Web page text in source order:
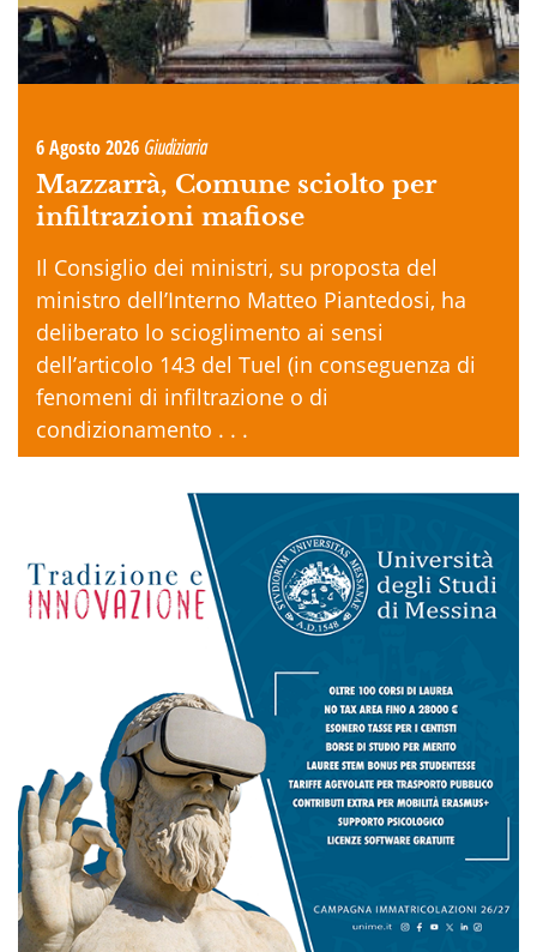
6 Agosto 2026 Giudiziaria
Mazzarrà, Comune sciolto per
infiltrazioni mafiose
Il Consiglio dei ministri, su proposta del
ministro dell’Interno Matteo Piantedosi, ha
deliberato lo scioglimento ai sensi
dell’articolo 143 del Tuel (in conseguenza di
fenomeni di infiltrazione o di
condizionamento . . .